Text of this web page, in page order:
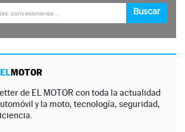
MOTOR
de EL MOTOR con toda la actualidad
y la moto, tecnología, seguridad,